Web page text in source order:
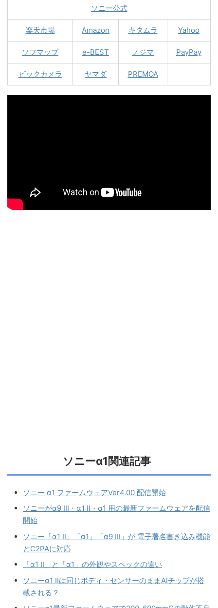
ソニー公式
楽天市場 Amazon キタムラ Yahoo
ソフマップ e-BEST ノジマ PayPay
ビックカメラ ヤマダ PREMOA
ソニーα1関連記事
ソニー α1 ファームウェアVer4.00 配信開始
ソニーがα9 III・α1 II・α1 用の最新ファームウェアを配信
開始
ソニー「α1 II」「α1」「α9 III」が 電子署名書き込み機能
とC2PAに対応
「α1 II」と「α1」の外観やスペックの違い
ソニーα1 IIは同じボディ・センサーのままAIチップが搭
載される？